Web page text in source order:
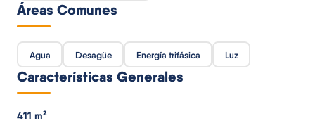
Áreas Comunes
Agua Desagüe Energía trifásica Luz
Características Generales
411 m²